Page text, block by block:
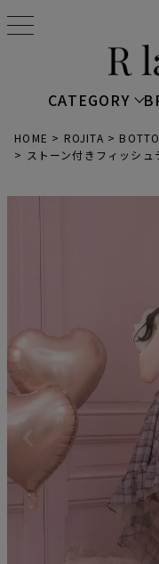
t
e
n
o
n
CATEGORY
HOME ROJITA
ストーン付きフィッシュ